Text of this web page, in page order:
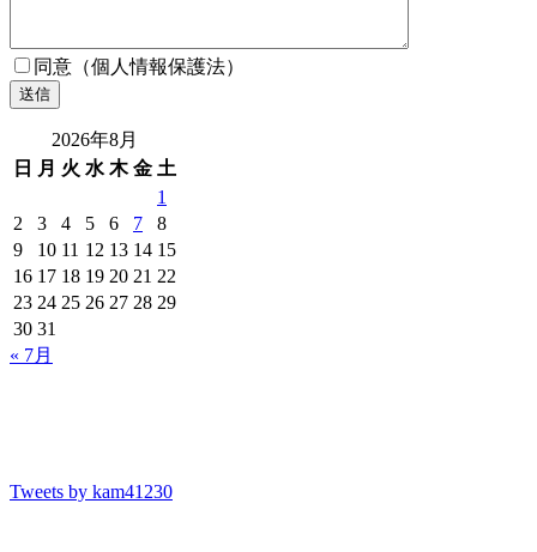
同意（個人情報保護法）
2026年8月
日
月 火 水 木 金 土
1
2
3 4 5 6 7
8
9
10 11 12 13 14 15
16 17 18 19 20 21 22
23 24 25 26 27 28 29
30 31
« 7月
Tweets by kam41230